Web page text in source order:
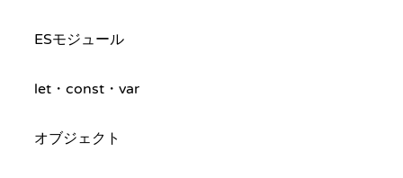
ESモジュール
let・const・var
オブジェクト